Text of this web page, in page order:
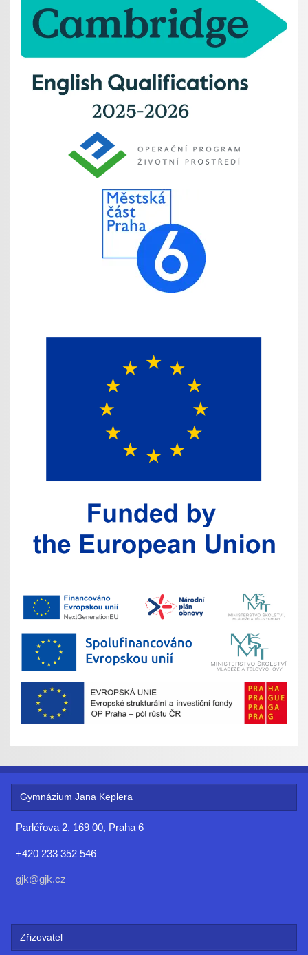
Gymnázium Jana Keplera
Parléřova 2, 169 00, Praha 6
+420 233 352 546
gjk@gjk.cz
Zřizovatel